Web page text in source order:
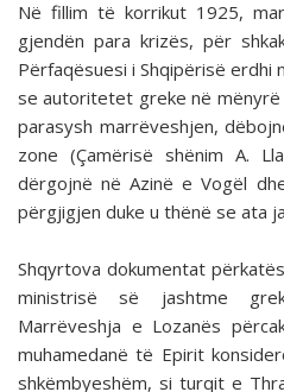
Në fillim të korrikut 1925,
gjendën para krizës, për
Përfaqësuesi i Shqipërisë
se autoritetet greke në
parasysh marrëveshjen,
zone (Çamërisë shënim A.
dërgojnë në Azinë e Vogël
përgjigjen duke u thënë se ata
Shqyrtova dokumentat
ministrisë së jashtme
Marrëveshja e Lozanës
muhamedanë të Epirit
shkëmbyeshëm, si turqit e